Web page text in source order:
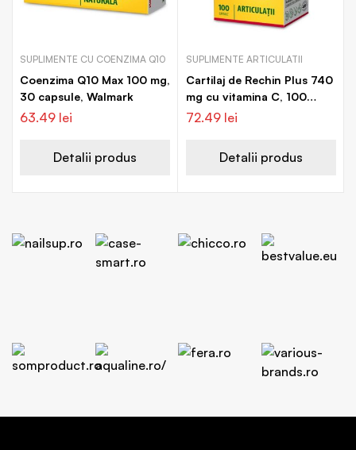
SUPLIMENTE CU COENZIMA Q10
Coenzima Q10 Max 100 mg,
30 capsule, Walmark
63.49 lei
Detalii produs
SUPLIMENTE ARTICULATII
Cartilaj de Rechin Plus 740
mg cu vitamina C, 100
capsule, Walmark
72.49 lei
Detalii produs